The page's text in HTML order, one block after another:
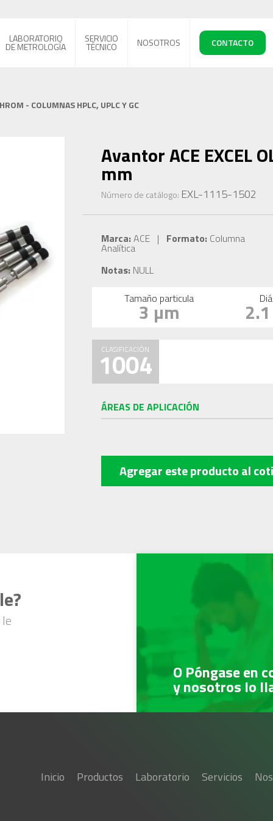
LABORATORIO
DE METROLOGÍA
SERVICIO
TÉCNICO NOSOTROS CONTACTO
- COLUMNAS HPLC, UPLC Y GC
Avantor ACE EXCEL
mm
Número de catálogo: EXL-1115-1502
Marca:ACE | Formato:Columna
Analítica
Notas:NULL
Tamaño particula
3 µm
CLASIFICACIÓN
1004
ÁREAS DE APLICACIÓN
Agregar este productoal
O Póngase en
y nosotros lo
Inicio Productos Laboratorio Servicios